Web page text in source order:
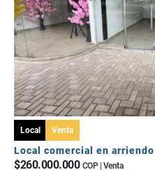
Local Venta
Local comercial en
$260.000.000 COP | Venta